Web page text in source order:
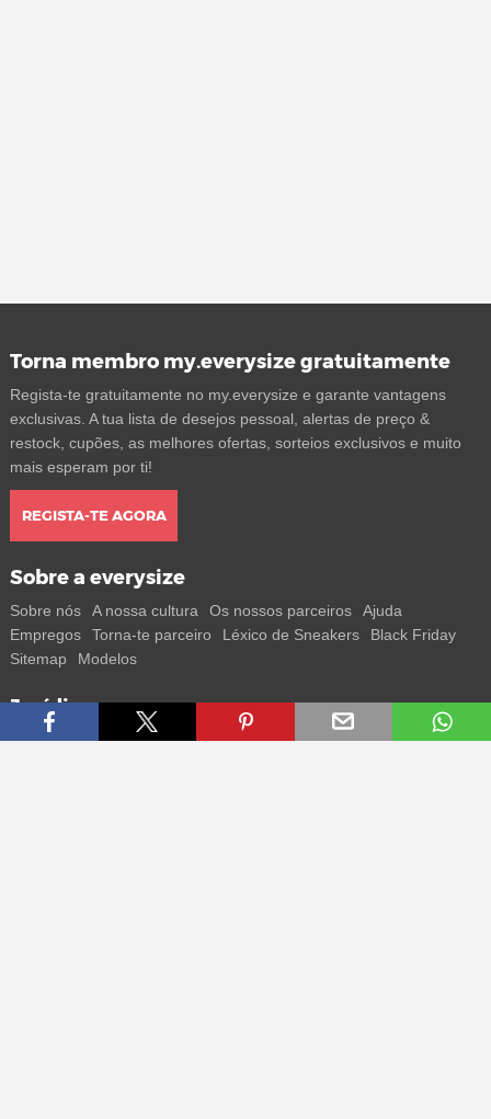
Torna membro my.everysize gratuitamente
Regista-te gratuitamente no my.everysize e garante vantagens
exclusivas. A tua lista de desejos pessoal, alertas de preço &
restock, cupões, as melhores ofertas, sorteios exclusivos e muito
mais esperam por ti!
REGISTA-TE AGORA
Sobre a everysize
Sobre nós A nossa cultura Os nossos parceiros
Ajuda
Empregos
Torna-te parceiro Léxico de Sneakers
Black Friday
Sitemap
Modelos
Jurídico
Termos Privacidade Impressum Contacto